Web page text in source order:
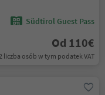
Südtirol Guest Pass
Od 110€
liczba osób w tym podatek VAT